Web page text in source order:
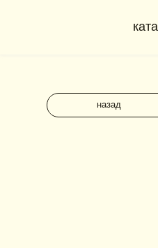
каталог
назад